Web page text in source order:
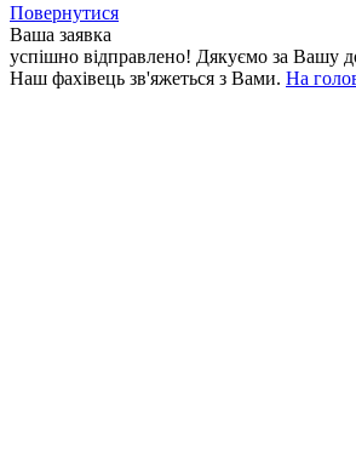
Повернутися
Ваша заявка
успішно відправлено! Дякуємо за Вашу
Наш фахівець зв'яжеться з Вами. На